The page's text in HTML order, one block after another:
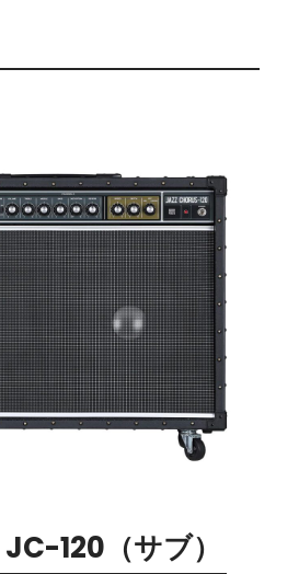
JC-120 （サブ）